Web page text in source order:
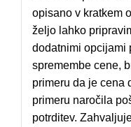
opisano v kratkem
željo lahko
dodatnimi opcijami
spremembe cene,
primeru da je cena
primeru naročila
potrditev.